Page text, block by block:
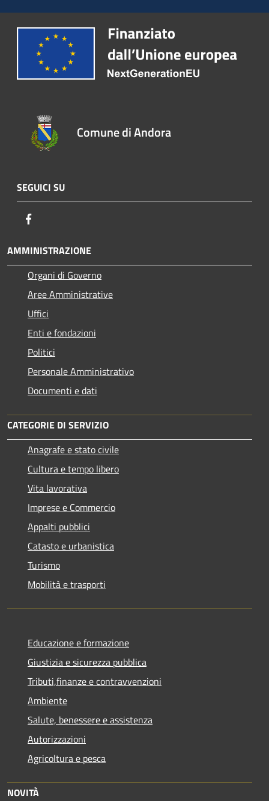
Comune di Andora
SEGUICI SU
AMMINISTRAZIONE
Organi di Governo
Aree Amministrative
Uffici
Enti e fondazioni
Politici
Personale Amministrativo
Documenti e dati
CATEGORIE DI SERVIZIO
Anagrafe e stato civile
Cultura e tempo libero
Vita lavorativa
Imprese e Commercio
Appalti pubblici
Catasto e urbanistica
Turismo
Mobilità e trasporti
Educazione e formazione
Giustizia e sicurezza pubblica
Tributi,finanze e contravvenzioni
Ambiente
Salute, benessere e assistenza
Autorizzazioni
Agricoltura e pesca
NOVITÀ